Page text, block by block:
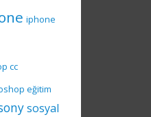
iphone
cc
eğitim
sosyal